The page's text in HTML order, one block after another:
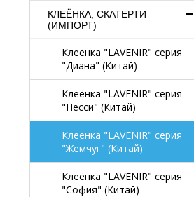
КЛЕЁНКА, СКАТЕРТИ
(ИМПОРТ)
Клеёнка "LAVENIR" серия
"Диана" (Китай)
Клеёнка "LAVENIR" серия
"Несси" (Китай)
Клеёнка "LAVENIR" серия
"Жемчуг" (Китай)
Клеёнка "LAVENIR" серия
"София" (Китай)